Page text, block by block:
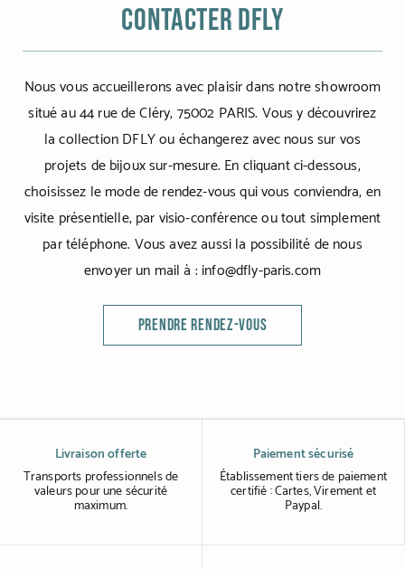
Contacter Dfly
Nous vous accueillerons avec plaisir dans notre showroom
situé au 44 rue de Cléry, 75002 PARIS. Vous y découvrirez
la collection DFLY ou échangerez avec nous sur vos
projets de bijoux sur-mesure. En cliquant ci-dessous,
choisissez le mode de rendez-vous qui vous conviendra, en
visite présentielle, par visio-conférence ou tout simplement
par téléphone. Vous avez aussi la possibilité de nous
envoyer un mail à : info@dfly-paris.com
PRENDRE RENDEZ-VOUS
Livraison offerte
Transports professionnels de
valeurs pour une sécurité
maximum.
Paiement sécurisé
Établissement tiers de paiement
certifié : Cartes, Virement et
Paypal.